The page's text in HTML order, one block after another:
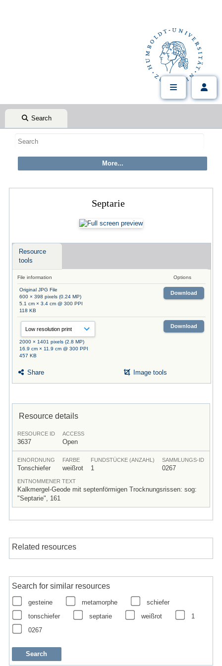
Search
Septarie
Resource
tools
File information Options
Original JPG File
600 × 398 pixels (0.24 MP)
5.1 cm × 3.4 cm @ 300 PPI
118 KB
Download
2000 × 1401 pixels (2.8 MP)
16.9 cm × 11.9 cm @ 300 PPI
457 KB
Download
Share Image tools
Resource details
RESOURCE ID
3637
ACCESS
Open
EINORDNUNG
Tonschiefer
FARBE
weißrot
FUNDSTÜCKE (ANZAHL)
1
SAMMLUNGS-ID
0267
ENTNOMMENER TEXT
Kalkmergel-Geode mit septenförmigen Trocknungsrissen: sog:
"Septarie", 161
Related resources
Search for similar resources
gesteine metamorphe
schiefer
tonschiefer
septarie weißrot
1
0267